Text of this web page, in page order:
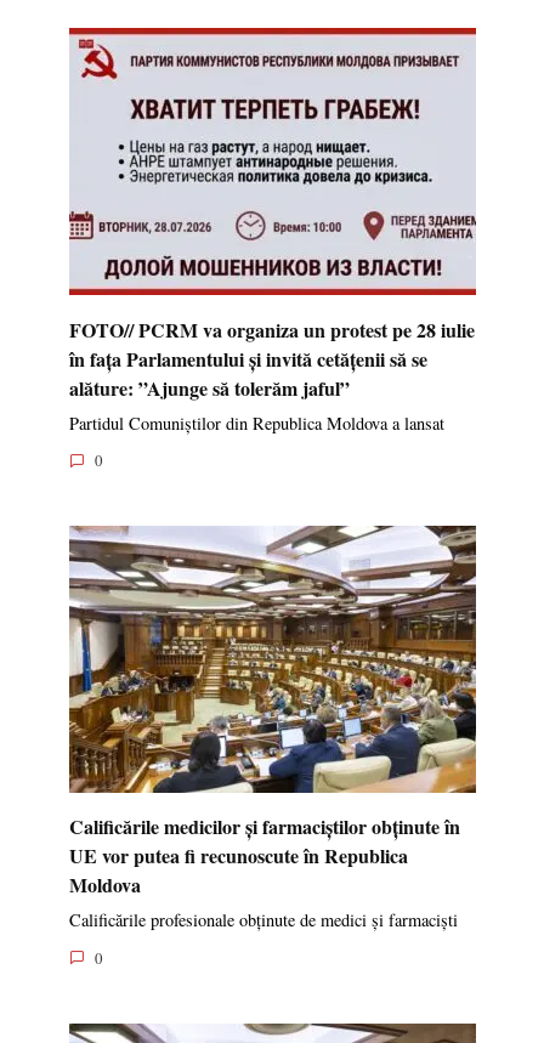
FOTO// PCRM va organiza un protest pe 28 iulie
în fața Parlamentului și invită cetățenii să se
alăture: ”Ajunge să tolerăm jaful”
Partidul Comuniștilor din Republica Moldova a lansat
0
Calificările medicilor și farmaciștilor obținute în
UE vor putea fi recunoscute în Republica
Moldova
Calificările profesionale obținute de medici și farmaciști
0